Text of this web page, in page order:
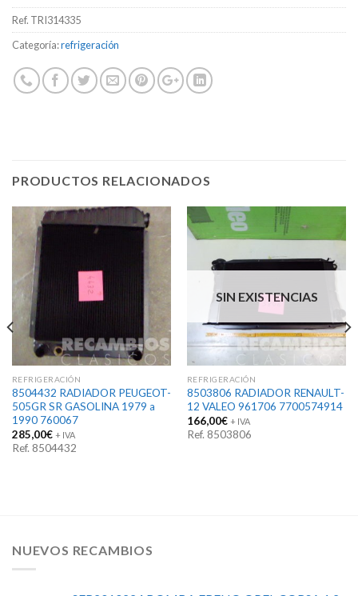
Ref. TRI314335
Categoría:refrigeración
PRODUCTOS RELACIONADOS
REFRIGERACIÓN
8504432 RADIADOR PEUGEOT-
505GR SR GASOLINA 1979 a
1990 760067
285,00€ + IVA
Ref. 8504432
SIN EXISTENCIAS
REFRIGERACIÓN
8503806 RADIADOR RENAULT-
12 VALEO 961706 7700574914
166,00€ + IVA
Ref. 8503806
NUEVOS RECAMBIOS